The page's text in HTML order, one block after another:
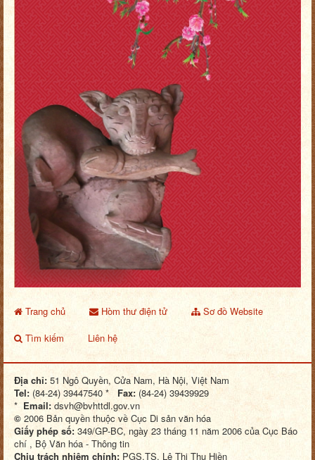
Trang chủ Hòm thư điện tử
Sơ đồ Website
Tìm kiếm
Liên hệ
Địa chỉ: 51 Ngô Quyền, Cửa Nam, Hà Nội, Việt Nam
Tel: (84-24) 39447540 * Fax: (84-24) 39439929
* Email: dsvh@bvhttdl.gov.vn
© 2006 Bản quyền thuộc về Cục Di sản văn hóa
Giấy phép số: 349/GP-BC, ngày 23 tháng 11 năm 2006 của Cục Báo
chí , Bộ Văn hóa - Thông tin
Chịu trách nhiệm chính: PGS.TS. Lê Thị Thu Hiền